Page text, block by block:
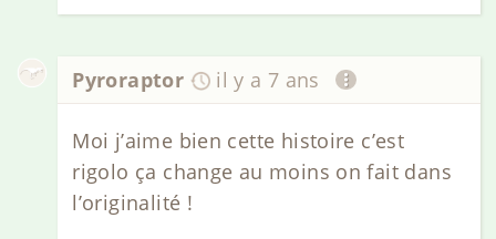
Pyroraptor il y a 7 ans
Moi j’aime bien cette histoire c’est
rigolo ça change au moins on fait dans
l’originalité !